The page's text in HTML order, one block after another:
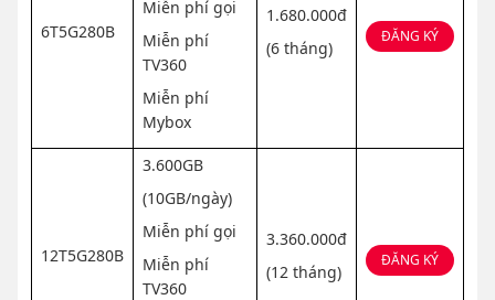
6T5G280B
Miễn phí gọi
Miễn phí
TV360
Miễn phí
Mybox
1.680.000đ
(6 tháng)
ĐĂNG KÝ
12T5G280B
3.600GB
(10GB/ngày)
Miễn phí gọi
Miễn phí
TV360
3.360.000đ
(12 tháng)
ĐĂNG KÝ